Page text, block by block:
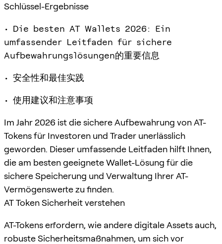
Schlüssel-Ergebnisse
• Die besten AT Wallets 2026: Ein
umfassender Leitfaden für sichere
Aufbewahrungslösungen的重要信息
• 安全性和最佳实践
• 使用建议和注意事项
Im Jahr 2026 ist die sichere Aufbewahrung von AT-
Tokens für Investoren und Trader unerlässlich
geworden. Dieser umfassende Leitfaden hilft Ihnen,
die am besten geeignete Wallet-Lösung für die
sichere Speicherung und Verwaltung Ihrer AT-
Vermögenswerte zu finden.
AT Token Sicherheit verstehen
AT-Tokens erfordern, wie andere digitale Assets auch,
robuste Sicherheitsmaßnahmen, um sich vor